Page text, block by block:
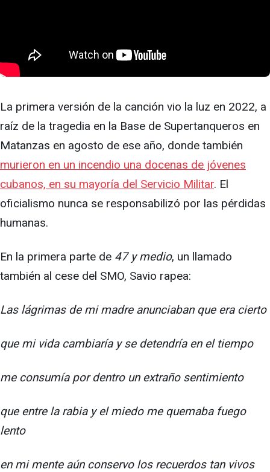
La primera versión de la canción vio la luz en 2022, a
raíz de la tragedia en la Base de Supertanqueros en
Matanzas en agosto de ese año, donde también
murieron en un incendio una docenas de jóvenes
cubanos, en su mayoría del Servicio Militar. El
oficialismo nunca se responsabilizó por las pérdidas
humanas.
En la primera parte de 47 y medio, un llamado
también al cese del SMO, Savio rapea:
Las lágrimas de mi madre anunciaban que era cierto
que mi vida cambiaría y se detendría en el tiempo
me consumía por dentro un extraño sentimiento
que entre la rabia y el miedo me quemaba fuego
lento
en mi mente aún conservo los recuerdos tan vivos